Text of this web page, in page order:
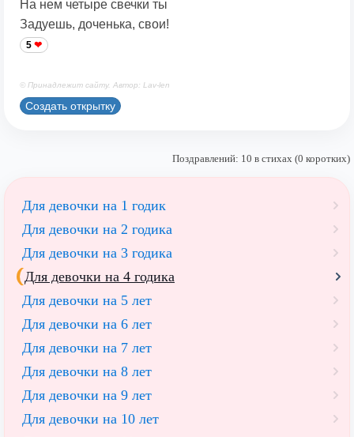
На нем четыре свечки ты
Задуешь, доченька, свои!
5
© Принадлежит сайту. Автор: Lav-len
Создать открытку
Поздравлений: 10 в стихах (0 коротких)
Для девочки на 1 годик
Для девочки на 2 годика
Для девочки на 3 годика
Для девочки на 4 годика
Для девочки на 5 лет
Для девочки на 6 лет
Для девочки на 7 лет
Для девочки на 8 лет
Для девочки на 9 лет
Для девочки на 10 лет